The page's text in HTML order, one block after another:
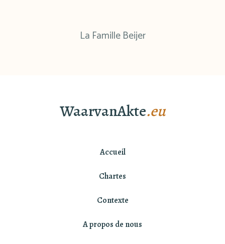
La Famille Beijer
WaarvanAkte.eu
Accueil
Chartes
Contexte
A propos de nous